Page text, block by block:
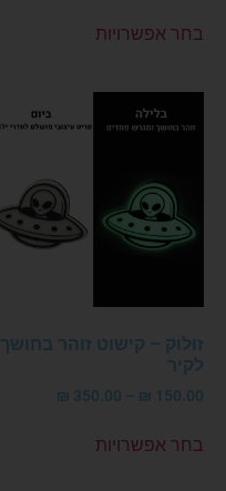
בחר אפשרויות
זוּלוֹק – קישוט זוהר בחושך
לקיר
150.00
₪
–
350.00
₪
בחר אפשרויות